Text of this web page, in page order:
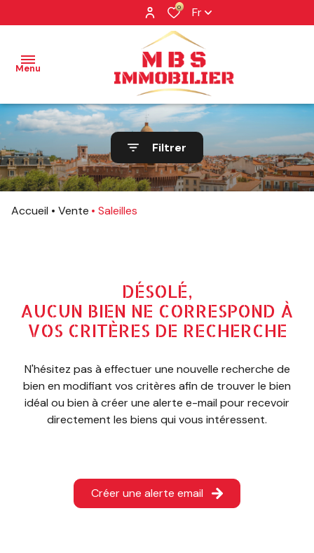
0 Fr
Menu
NOS
BIENS
NOS
VENDUS
ESTIMATION
Filtrer
Accueil Vente Saleilles
DÉSOLÉ,
AUCUN BIEN NE CORRESPOND À
VOS CRITÈRES DE RECHERCHE
N'hésitez pas à effectuer une nouvelle recherche de
bien en modifiant vos critères afin de trouver le bien
idéal ou bien à créer une alerte e-mail pour recevoir
directement les biens qui vous intéressent.
Créer une alerte email